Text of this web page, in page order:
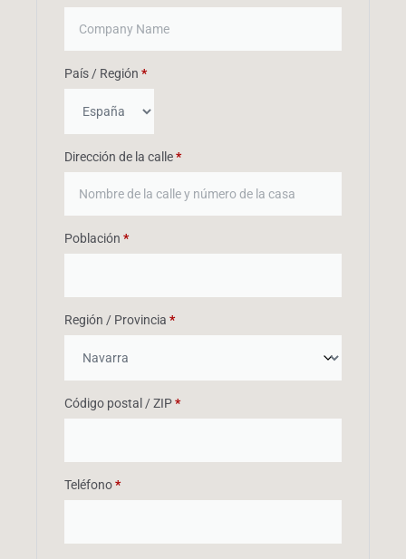
País / Región *
Dirección de la calle*
Población *
Región / Provincia *
Código postal / ZIP*
Teléfono*